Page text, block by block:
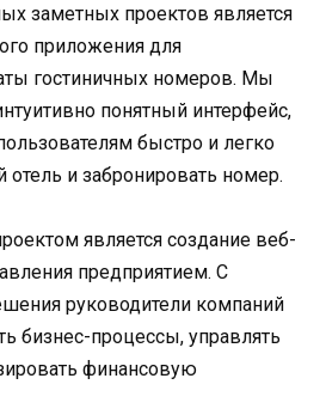
заметных проектов является
приложения для
гостиничных номеров. Мы
понятный интерфейс,
быстро и легко
и забронировать номер.
является создание веб-
предприятием. С
руководители компаний
бизнес-процессы, управлять
финансовую